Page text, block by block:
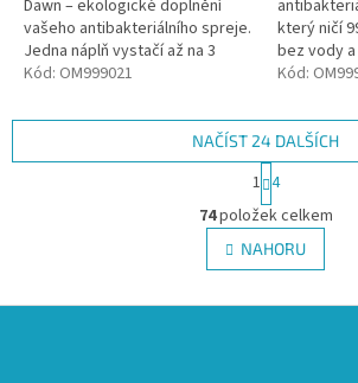
Dawn – ekologické doplnění
vašeho antibakteriálního spreje.
Jedna náplň vystačí až na 3
doplnění, ničí 99,9 % bakterií a
Kód: OM999021
který ničí
bez vody
zároveň
Kód:
O
v
l
á
NAČÍST 24 DALŠÍCH
S
t
r
á
n
k
v
1 4
74položek celkem
NAHORU